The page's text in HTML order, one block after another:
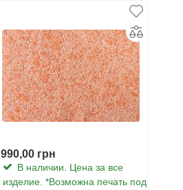
990,00 грн
В наличии. Цена за все
изделие. *Возможна печать под